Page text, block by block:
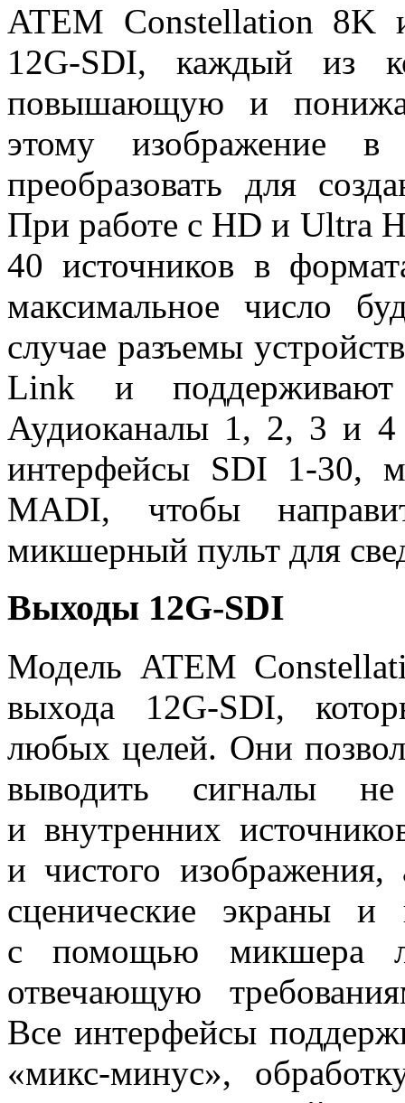
ATEM Constellation 8K
12G-SDI, каждый из
повышающую и
этому изображение
преобразовать для
При работе с HD и Ultra
40 источников в
максимальное число
случае разъемы
Link и поддерживают
Аудиоканалы 1, 2, 3 и 4
интерфейсы SDI 1-30,
MADI, чтобы
микшерный пульт для
Выходы 12G‑SDI
Модель ATEM
выхода 12G-SDI,
любых целей. Они
выводить сигналы
и внутренних
и чистого изображения,
сценические экраны и
с помощью микшера
отвечающую
Все интерфейсы
«микс-минус»,